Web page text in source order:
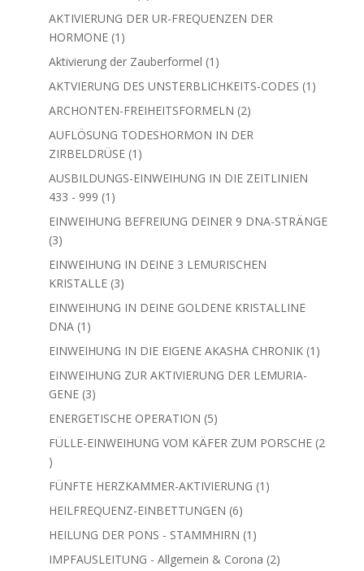
Produkt
AKTIVIERUNG DER UR-FREQUENZEN DER
HORMONE 1 1
Produkt
Aktivierung der Zauberformel 1 1
Produkt
AKTVIERUNG DES UNSTERBLICHKEITS-CODES 1 1
ARCHONTEN-FREIHEITSFORMELN 22
Produkte
AUFLÖSUNG TODESHORMON IN DER
ZIRBELDRÜSE 1 1
Produkt
AUSBILDUNGS-EINWEIHUNG IN DIE ZEITLINIEN
433 - 999 1 1
Produkt
EINWEIHUNG BEFREIUNG DEINER 9 DNA-STRÄNGE
33
Produkte
EINWEIHUNG IN DEINE 3 LEMURISCHEN
KRISTALLE 33
Produkte
EINWEIHUNG IN DEINE GOLDENE KRISTALLINE
DNA 1 1
Produkt
EINWEIHUNG IN DIE EIGENE AKASHA CHRONIK 1 1
EINWEIHUNG ZUR AKTIVIERUNG DER LEMURIA-
GENE 33
Produkte
ENERGETISCHE OPERATION 55
Produkte
FÜLLE-EINWEIHUNG VOM KÄFER ZUM PORSCHE 2
2
Produkte
FÜNFTE HERZKAMMER-AKTIVIERUNG 1 1
HEILFREQUENZ-EINBETTUNGEN 66
Produkte
HEILUNG DER PONS - STAMMHIRN 1 1
Produkt
IMPFAUSLEITUNG - Allgemein & Corona 22